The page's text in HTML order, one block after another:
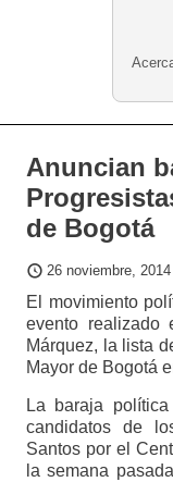
Anuncian
de Bogotá
26 noviembre, 2014
El movimiento
evento realizado
Márquez, la lista
Mayor de Bogotá
La baraja
candidatos de
Santos por el
la semana